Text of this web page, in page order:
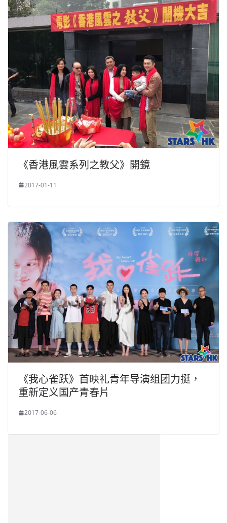
《香港風雲系列之教父》開鏡
2017-01-11
《我心雀跃》首映礼青年导演组团力挺，
重新定义国产青春片
2017-06-06